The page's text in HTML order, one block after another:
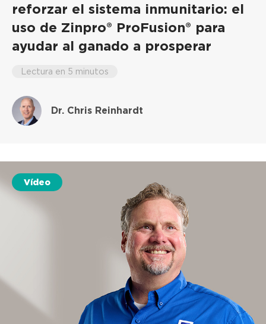
reforzar el sistema inmunitario: el
uso de Zinpro® ProFusion® para
ayudar al ganado a prosperar
Lectura en 5 minutos
Dr. Chris Reinhardt
Vídeo